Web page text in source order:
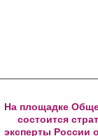
На площадке
состоится
эксперты России